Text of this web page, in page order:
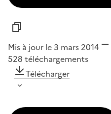
Mis à jour le 3 mars 2014
528 téléchargements
Télécharger